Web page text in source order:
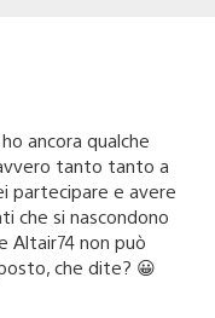
ancora qualche
tanto tanto a
partecipare e avere
che si nascondono
Altair74 non può
che dite? 😀